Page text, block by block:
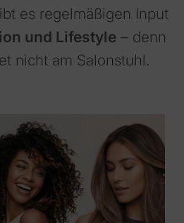
es regelmäßigen Input
und Lifestyle– denn
nicht am Salonstuhl.